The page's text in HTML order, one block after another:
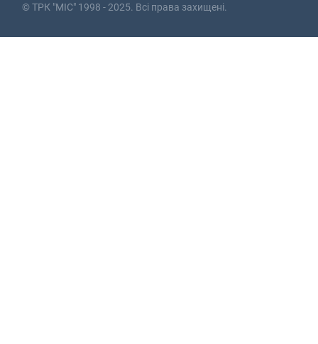
© ТРК "МІС" 1998 - 2025. Всі права захищені.